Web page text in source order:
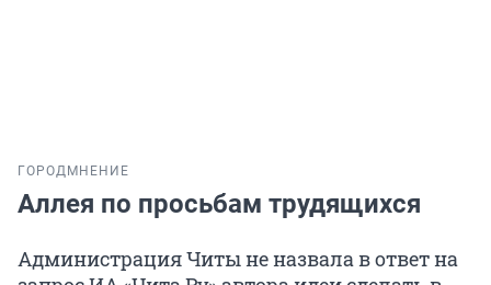
ГОРОД МНЕНИЕ
Аллея по просьбам трудящихся
Администрация Читы не назвала в ответ на